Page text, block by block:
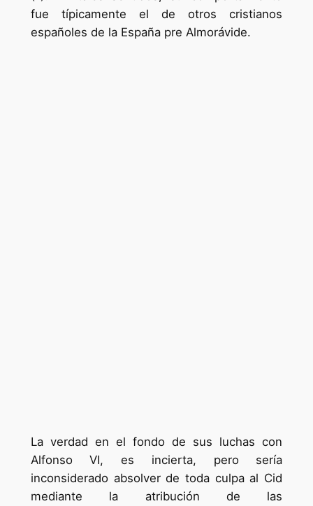
fue típicamente el de otros cristianos
españoles de la España pre Almorávide.
La verdad en el fondo de sus luchas con
Alfonso VI, es incierta, pero sería
inconsiderado absolver de toda culpa al Cid
mediante la atribución de las